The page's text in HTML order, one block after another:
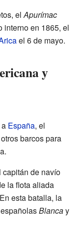
elApurímac
interno en 1865, el
el 6 de mayo.
y
España, el
barcos para
de navío
la flota aliada
esta batalla, la
Blancay